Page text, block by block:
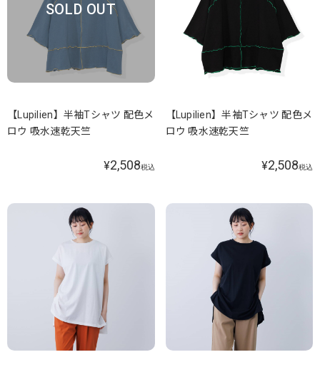
SOLD OUT
【Lupilien】半袖Tシャツ 配色メ
ロウ 吸水速乾天竺
¥2,508税込
【Lupilien】半袖Tシャツ 配色メ
ロウ 吸水速乾天竺
¥2,508税込